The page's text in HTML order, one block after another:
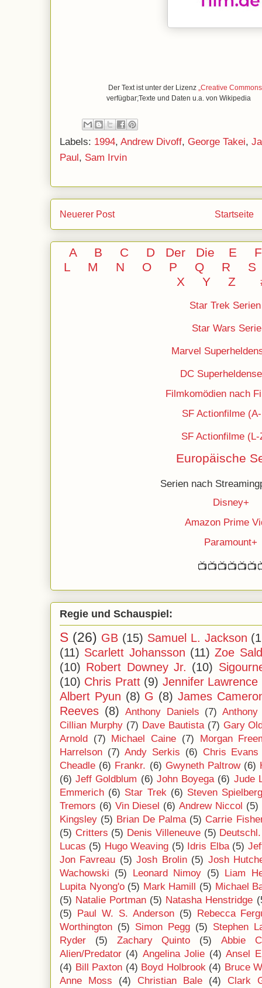
Der Text ist unter der Lizenz „Creative
verfügbar;Texte und Daten u.a. von Wikipedia
Labels: 1994, Andrew Divoff, George Takei,
Paul, Sam Irvin
Neuerer Post Startseite
A B C D Der Die E
L
M N O P Q R
S
X Y
Z
Star Trek Serien
Star Wars
Marvel
DC
Filmkomödien nach
SF Actionfilme
SF Actionfilme (L-
Europäische
Serien nach
Disney+
Amazon Prime
Paramount+
Regie und Schauspiel:
S (26) GB (15) Samuel L. Jackson
(11) Scarlett Johansson (11) Zoe
(10) Robert Downey Jr. (10)
(10) Chris Pratt (9) Jennifer Lawrence
Albert Pyun (8) G (8) James
Reeves (8) Anthony Daniels (7)
Cillian Murphy (7) Dave Bautista (7) Gary
Arnold (7) Michael Caine (7)
Morgan
Harrelson (7) Andy Serkis (6) Chris Evans
Cheadle (6) Frankr. (6) Gwyneth Paltrow (6)
(6) Jeff Goldblum (6) John Boyega (6) Jude
Emmerich (6) Star Trek (6) Steven
Tremors (6) Vin Diesel (6) Andrew Niccol (5)
Kingsley (5) Brian De Palma (5) Carrie
(5) Critters (5) Denis Villeneuve (5) Deutschl.
Lucas (5) Hugo Weaving (5) Idris Elba (5)
Jon Favreau (5) Josh Brolin (5) Josh
Wachowski (5) Leonard Nimoy (5) Liam
Lupita Nyong'o (5) Mark Hamill (5) Michael
(5) Natalie Portman (5) Natasha Henstridge
(5) Paul W. S. Anderson (5) Rebecca
Worthington (5) Simon Pegg (5) Stephen
Ryder
(5) Zachary Quinto (5)
Abbie
Alien/Predator (4) Angelina Jolie (4) Ansel
(4) Bill Paxton (4) Boyd Holbrook (4) Bruce
Anne Moss
(4) Christian Bale (4) Clark